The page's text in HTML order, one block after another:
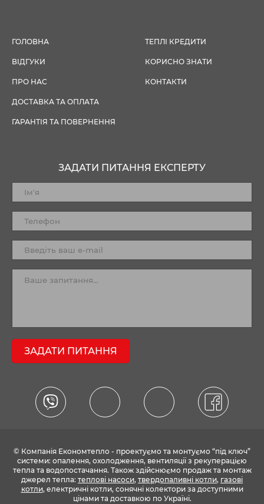
ГОЛОВНА
ВІДГУКИ
ПРО НАС
ДОСТАВКА ТА ОПЛАТА
ГАРАНТІЯ ТА ПОВЕРНЕННЯ
ТЕПЛІ КРЕДИТИ
КОРИСНО ЗНАТИ
КОНТАКТИ
ЗАДАТИ ПИТАННЯ ЕКСПЕРТУ
ЗАДАТИ ПИТАННЯ
© Компанія Економтепло - проектуємо та монтуємо “під ключ”
системи: опалення, охолодження, вентиляції з рекуперацією
тепла та водопостачання. Також здійснюємо продаж та монтаж
джерел тепла: теплові насоси, твердопаливні котли, газові
котли, електричні котли, сонячні колектори за доступними
цінами та доставкою по Україні.